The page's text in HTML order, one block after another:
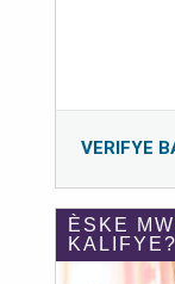
VERIFYE
ÈSKE
KALIFYE?